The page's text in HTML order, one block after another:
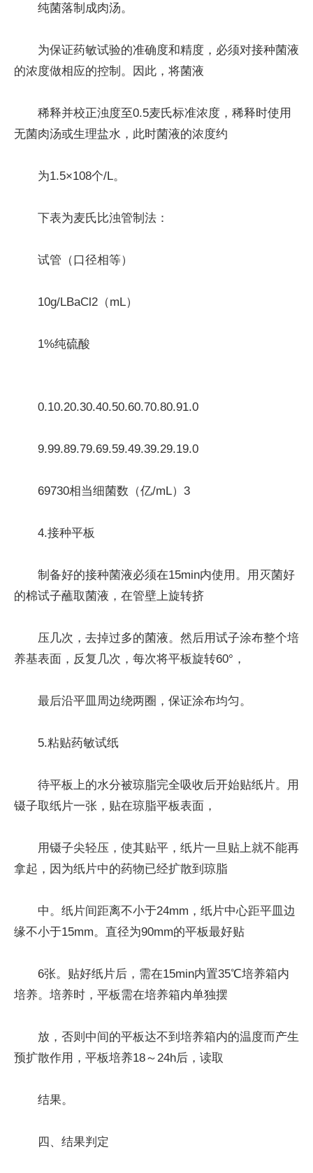
纯菌落制成肉汤。
为保证药敏试验的准确度和精度，必须对接种菌液
的浓度做相应的控制。因此，将菌液
稀释并校正浊度至0.5麦氏标准浓度，稀释时使用
无菌肉汤或生理盐水，此时菌液的浓度约
为1.5×108个/L。
下表为麦氏比浊管制法：
试管（口径相等）
10g/LBaCl2（mL）
1%纯硫酸
0.10.20.30.40.50.60.70.80.91.0
9.99.89.79.69.59.49.39.29.19.0
69730相当细菌数（亿/mL）3
4.接种平板
制备好的接种菌液必须在15min内使用。用灭菌好
的棉试子蘸取菌液，在管壁上旋转挤
压几次，去掉过多的菌液。然后用试子涂布整个培
养基表面，反复几次，每次将平板旋转60°，
最后沿平皿周边绕两圈，保证涂布均匀。
5.粘贴药敏试纸
待平板上的水分被琼脂完全吸收后开始贴纸片。用
镊子取纸片一张，贴在琼脂平板表面，
用镊子尖轻压，使其贴平，纸片一旦贴上就不能再
拿起，因为纸片中的药物已经扩散到琼脂
中。纸片间距离不小于24mm，纸片中心距平皿边
缘不小于15mm。直径为90mm的平板最好贴
6张。贴好纸片后，需在15min内置35℃培养箱内
培养。培养时，平板需在培养箱内单独摆
放，否则中间的平板达不到培养箱内的温度而产生
预扩散作用，平板培养18～24h后，读取
结果。
四、结果判定